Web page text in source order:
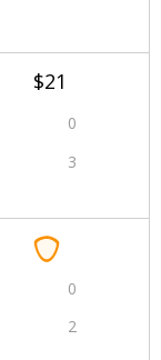
$21
0
3
0
2